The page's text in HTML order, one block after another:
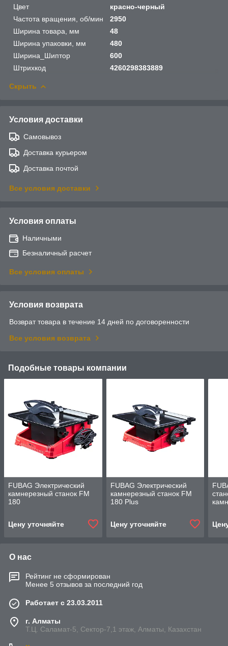
Цвет
красно-черный
Частота вращения, об/мин
2950
Ширина товара, мм
48
Ширина упаковки, мм
480
Ширина_Шиптор
600
Штрихкод
4260298383889
Скрыть
Условия доставки
Самовывоз
Доставка курьером
Доставка почтой
Все условия доставки
Условия оплаты
Наличными
Безналичный расчет
Все условия оплаты
Условия возврата
Возврат товара в течение 14 дней по договоренности
Все условия возврата
Подобные товары компании
FUBAG Электрический
камнерезный станок FM
180
Цену уточняйте
FUBAG Электрический
камнерезный станок FM
180 Plus
Цену уточняйте
О нас
Рейтинг не сформирован
Менее 5 отзывов за последний год
Работает с 23.03.2011
г. Алматы
Т.Ц. Саламат-5, Cектор-7,1 этаж, Алматы, Казахстан